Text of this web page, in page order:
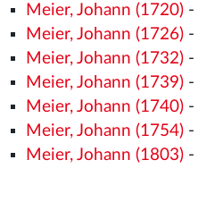
Meier, Johann (1720)-
Meier, Johann (1726)-
Meier, Johann (1732)-
Meier, Johann (1739)-
Meier, Johann (1740)-
Meier, Johann (1754)-
Meier, Johann (1803)-